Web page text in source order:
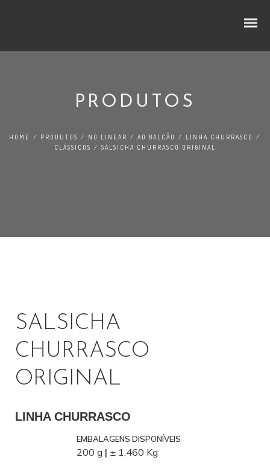
SELEÇÃO PREMIUM
TRADIÇÃO
PRODUTOS
HOME / PRODUTOS / NO LINEAR / AO BALCÃO / LINHA CHURRASCO
/
CLÁSSICOS / SALSICHA CHURRASCO ORIGINAL
SALSICHA
CHURRASCO
ORIGINAL
LINHA CHURRASCO
EMBALAGENS DISPONÍVEIS
200 g | ± 1,460 Kg